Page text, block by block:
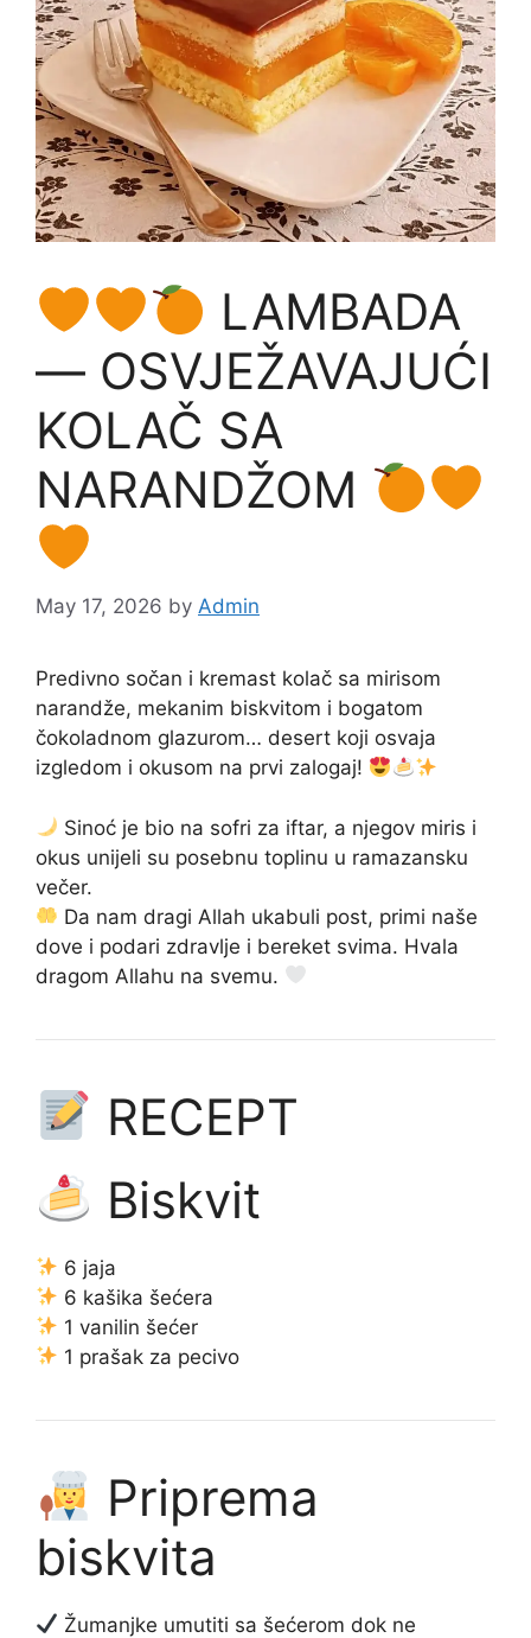
LAMBADA
— OSVJEŽAVAJUĆI
KOLAČ SA
NARANDŽOM
May 17, 2026 by Admin
Predivno sočan i kremast kolač sa mirisom
narandže, mekanim biskvitom i bogatom
čokoladnom glazurom… desert koji osvaja
izgledom i okusom na prvi zalogaj!
Sinoć je bio na sofri za iftar, a njegov miris i
okus unijeli su posebnu toplinu u ramazansku
večer.
Da nam dragi Allah ukabuli post, primi naše
dove i podari zdravlje i bereket svima. Hvala
dragom Allahu na svemu.
RECEPT
Biskvit
6 jaja
6 kašika šećera
1 vanilin šećer
1 prašak za pecivo
Priprema
biskvita
Žumanjke umutiti sa šećerom dok ne